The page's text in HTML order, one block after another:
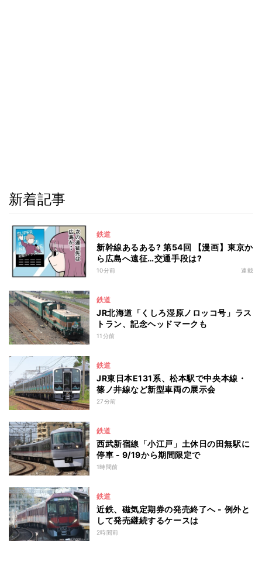
新着記事
鉄道
新幹線あるある? 第54回 【漫画】東京か
ら広島へ遠征…交通手段は?
10分前 連載
鉄道
JR北海道「くしろ湿原ノロッコ号」ラス
トラン、記念ヘッドマークも
11分前
鉄道
JR東日本E131系、松本駅で中央本線・
篠ノ井線など新型車両の展示会
27分前
鉄道
西武新宿線「小江戸」土休日の田無駅に
停車 - 9/19から期間限定で
1時間前
鉄道
近鉄、磁気定期券の発売終了へ - 例外と
して発売継続するケースは
2時間前